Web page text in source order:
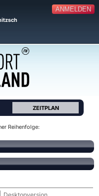
ANMELDEN
ZEITPLAN
Reihenfolge: